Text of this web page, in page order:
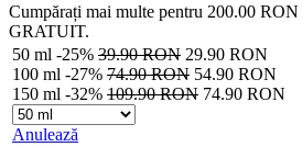
Cumpărați mai multe pentru 200.00 RON
GRATUIT.
50 ml -25% 39.90RON 29.90 RON
100 ml -27% 74.90RON 54.90 RON
150 ml -32% 109.90RON 74.90 RON
Anulează